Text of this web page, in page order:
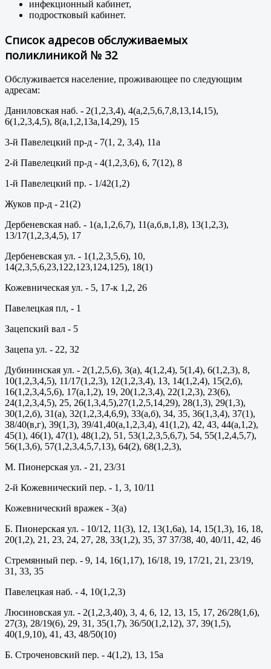
инфекционный кабинет,
подростковый кабинет.
Список адресов обслуживаемых
поликлиникой № 32
Обслуживается население, проживающее по следующим
адресам:
Даниловская наб. - 2(1,2,3,4), 4(а,2,5,6,7,8,13,14,15),
6(1,2,3,4,5), 8(а,1,2,13а,14,29), 15
3-й Павелецкий пр-д - 7(1, 2, 3,4), 11а
2-й Павелецкий пр-д - 4(1,2,3,6), 6, 7(12), 8
1-й Павелецкий пр. - 1/42(1,2)
Жуков пр-д - 21(2)
Дербеневская наб. - 1(а,1,2,6,7), 11(а,б,в,1,8), 13(1,2,3),
13/17(1,2,3,4,5), 17
Дербеневская ул. - 1(1,2,3,5,6), 10,
14(2,3,5,6,23,122,123,124,125), 18(1)
Кожевническая ул. - 5, 17-к 1,2, 26
Павелецкая пл, - 1
Зацепский вал - 5
Зацепа ул. - 22, 32
Дубининская ул. - 2(1,2,5,6), 3(а), 4(1,2,4), 5(1,4), 6(1,2,3), 8,
10(1,2,3,4,5), 11/17(1,2,3), 12(1,2,3,4), 13, 14(1,2,4), 15(2,б),
16(1,2,3,4,5,6), 17(а,1,2), 19, 20(1,2,3,4), 22(1,2,3), 23(6),
24(1,2,3,4,5), 25, 26(1,3,4,5),27(1,2,5,14,29), 28(1,3), 29(1,3),
30(1,2,б), 31(а), 32(1,2,3,4,6,9), 33(а,б), 34, 35, 36(1,3,4), 37(1),
38/40(в,г), 39(1,3), 39/41,40(а,1,2,3,4), 41(1,2), 42, 43, 44(а,1,2),
45(1), 46(1), 47(1), 48(1,2), 51, 53(1,2,3,5,6,7), 54, 55(1,2,4,5,7),
56(1,3,6), 57(1,2,3,4,5,7,13), 64(2), 68(1,2,3),
М. Пионерская ул. - 21, 23/31
2-й Кожевнический пер. - 1, 3, 10/11
Кожевнический вражек - 3(а)
Б. Пионерская ул. - 10/12, 11(3), 12, 13(1,6а), 14, 15(1,3), 16, 18,
20(1,2), 21, 23, 24, 27, 28, 33(1,2), 35, 37 37/38, 40, 40/11, 42, 46
Стремянный пер. - 9, 14, 16(1,17), 16/18, 19, 17/21, 21, 23/19,
31, 33, 35
Павелецкая наб. - 4, 10(1,2,3)
Люсиновская ул. - 2(1,2,3,40), 3, 4, 6, 12, 13, 15, 17, 26/28(1,6),
27(3), 28/19(6), 29, 31, 35(1,7), 36/50(1,2,12), 37, 39(1,5),
40(1,9,10), 41, 43, 48/50(10)
Б. Строченовский пер. - 4(1,2), 13, 15а